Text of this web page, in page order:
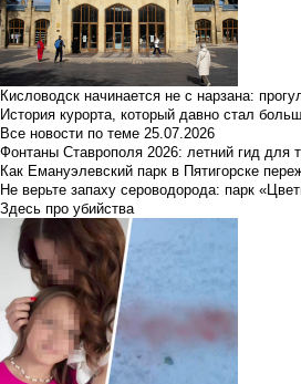
Кисловодск начинается не с нарзана:
История курорта, который давно стал
Все новости по теме 25.07.2026
Фонтаны Ставрополя 2026: летний гид для
Как Емануэлевский парк в Пятигорске
Не верьте запаху сероводорода: парк
Здесь про убийства